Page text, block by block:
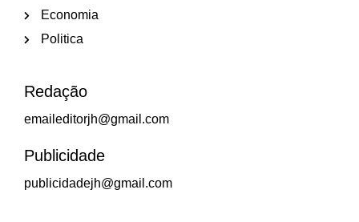
Economia
Politica
Redação
emaileditorjh@gmail.com
Publicidade
publicidadejh@gmail.com